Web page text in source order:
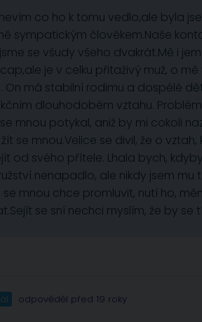
co ho k tomu vedlo,ale byla
sympatickým člověkem.Naše
se všudy všeho dvakrát.Mě i
je v celku přitaživý muž, o mě
On má stabilní rodimu a dospělé
dlouhodobém vztahu.
mnou potykal, aniž by mi cokoli
se mnou.Velice se divil, že o vztah,
od svého přítele. Lhala bych,
nenapadlo, ale nikdy jsem mu
mnou chce promluvit, nutí ho,
se sní nechci myslím, že by se
odpověděl před 19 roky